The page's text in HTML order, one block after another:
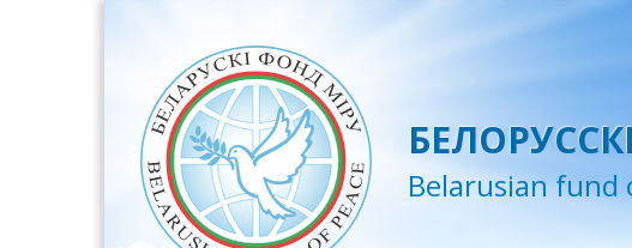
Belarusian fund